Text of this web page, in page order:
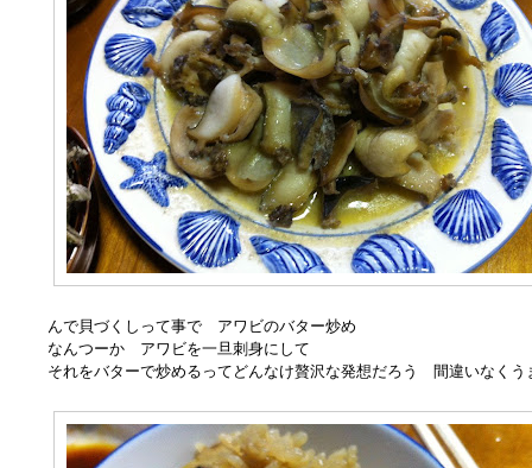
んで貝づくしって事で アワビのバター炒め
なんつーか アワビを一旦刺身にして
それをバターで炒めるってどんなけ贅沢な発想だろう 間違いなくう